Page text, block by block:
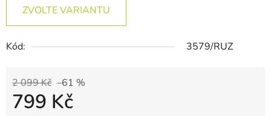
ZVOLTE VARIANTU
Kód: 3579/RUZ
2 099 Kč –61 %
799 Kč